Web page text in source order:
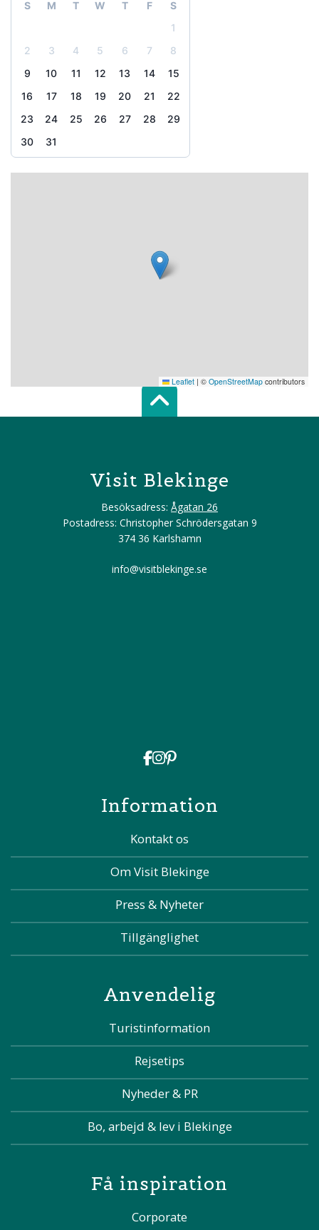
S M T W T F
S
1
2
3 4 5 6 7
8
9
10 11 12 13 14
15
16
17 18 19 20 21
22
23
24 25 26 27 28
29
30
31
Leaflet | © OpenStreetMap contributors
Scroll top of
Visit Blekinge
Besöksadress: Ågatan 26
Postadress: Christopher Schrödersgatan 9
374 36 Karlshamn
info@visitblekinge.se
Information
Kontakt os
Om Visit Blekinge
Press & Nyheter
Tillgänglighet
Anvendelig
Turistinformation
Rejsetips
Nyheder & PR
Bo, arbejd & lev i Blekinge
Få inspiration
Corporate